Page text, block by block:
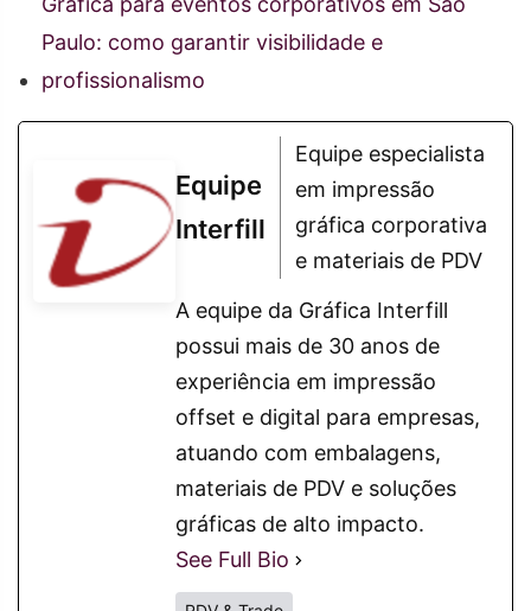
Paulo: como garantir visibilidade e
profissionalismo
Equipe
Interfill
Equipe especialista
em impressão
gráfica corporativa
e materiais de PDV
A equipe da Gráfica Interfill
possui mais de 30 anos de
experiência em impressão
offset e digital para empresas,
atuando com embalagens,
materiais de PDV e soluções
gráficas de alto impacto.
See Full Bio